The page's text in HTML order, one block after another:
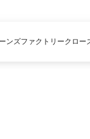
ンズファクトリークロー